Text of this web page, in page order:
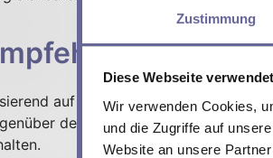
Zustimmung
Diese Webseite
Wir verwenden Cookies,
und die Zugriffe auf
Website an unsere
auf unseren Tests empfehlen
dem Startwert angestiegen